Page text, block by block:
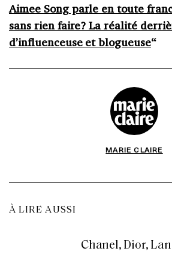
Aimee Song parle en toute
sans rien faire? La réalité
d’influenceuse et blogueuse“
MARIE CLAIRE
À LIRE AUSSI
Chanel, Dior,